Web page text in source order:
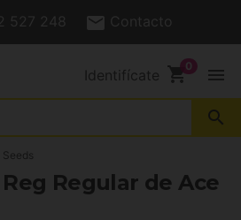
527 248 Contacto
Identifícate shopping_cart menu
search
Regular de Ace